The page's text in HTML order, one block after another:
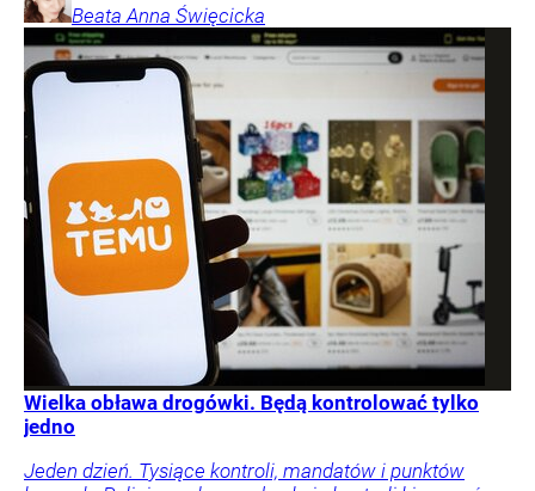
Beata Anna Święcicka
Wielka obława drogówki. Będą kontrolować tylko
jedno
Jeden dzień. Tysiące kontroli, mandatów i punktów